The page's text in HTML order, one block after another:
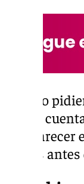
Por eso
rendir
Cortes